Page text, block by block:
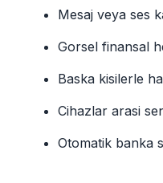
Mesaj veya ses
Gorsel finansal
Baska kisilerle
Cihazlar arasi
Otomatik banka